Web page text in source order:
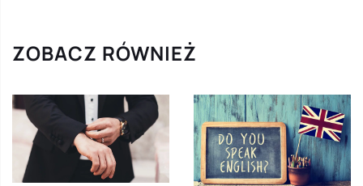
ZOBACZ RÓWNIEŻ